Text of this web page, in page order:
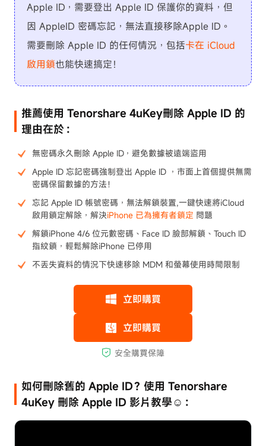
Apple ID，需要登出 Apple ID 保護你的資料，但
因 AppleID 密碼忘記，無法直接移除Apple ID。
需要刪除 Apple ID 的任何情況，包括卡在 iCloud
啟用鎖也能快速搞定！
推薦使用 Tenorshare 4uKey刪除 Apple ID 的
理由在於：
無密碼永久刪除 Apple ID，避免數據被遠端盜用
Apple ID 忘記密碼強制登出 Apple ID ，市面上首個提供無需
密碼保留數據的方法！
忘記 Apple ID 帳號密碼，無法解鎖裝置,一鍵快速將iCloud
啟用鎖定解除，解決iPhone 已為擁有者鎖定 問題
解鎖iPhone 4/6 位元數密碼、Face ID 臉部解鎖、Touch ID
指紋鎖，輕鬆解除iPhone 已停用
不丟失資料的情況下快速移除 MDM 和螢幕使用時間限制
如何刪除舊的 Apple ID？使用 Tenorshare
4uKey 刪除 Apple ID 影片教學☺：